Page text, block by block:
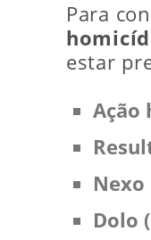
Para
estar
Ação
Nexo
Dolo